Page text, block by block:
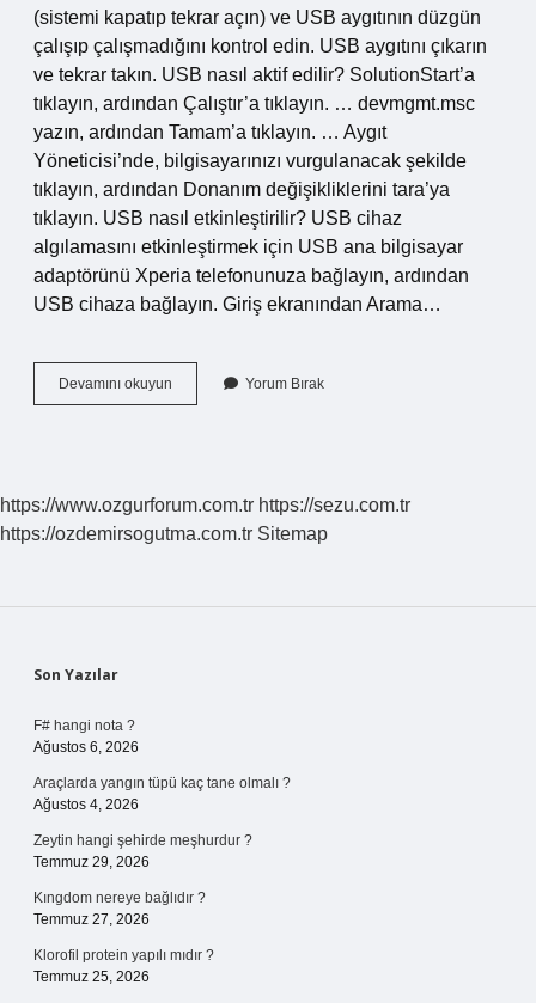
(sistemi kapatıp tekrar açın) ve USB aygıtının düzgün
çalışıp çalışmadığını kontrol edin. USB aygıtını çıkarın
ve tekrar takın. USB nasıl aktif edilir? SolutionStart’a
tıklayın, ardından Çalıştır’a tıklayın. … devmgmt.msc
yazın, ardından Tamam’a tıklayın. … Aygıt
Yöneticisi’nde, bilgisayarınızı vurgulanacak şekilde
tıklayın, ardından Donanım değişikliklerini tara’ya
tıklayın. USB nasıl etkinleştirilir? USB cihaz
algılamasını etkinleştirmek için USB ana bilgisayar
adaptörünü Xperia telefonunuza bağlayın, ardından
USB cihaza bağlayın. Giriş ekranından Arama…
Devamını okuyun
Aygıtı
Yorum Bırak
https://www.ozgurforum.com.tr https://sezu.com.tr
https://ozdemirsogutma.com.tr Sitemap
Sidebar
Son Yazılar
F# hangi nota ?
Ağustos 6, 2026
Araçlarda yangın tüpü kaç tane olmalı ?
Ağustos 4, 2026
Zeytin hangi şehirde meşhurdur ?
Temmuz 29, 2026
Kıngdom nereye bağlıdır ?
Temmuz 27, 2026
Klorofil protein yapılı mıdır ?
Temmuz 25, 2026